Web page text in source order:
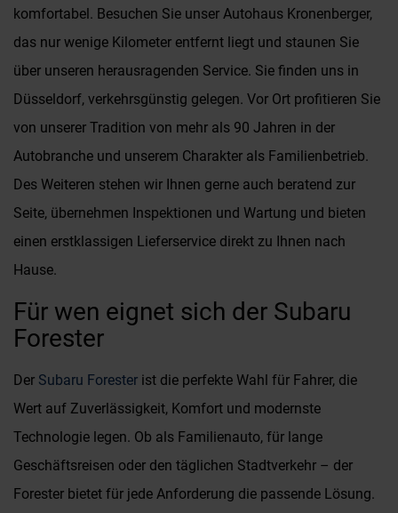
komfortabel. Besuchen Sie unser Autohaus Kronenberger,
das nur wenige Kilometer entfernt liegt und staunen Sie
über unseren herausragenden Service. Sie finden uns in
Düsseldorf, verkehrsgünstig gelegen. Vor Ort profitieren Sie
von unserer Tradition von mehr als 90 Jahren in der
Autobranche und unserem Charakter als Familienbetrieb.
Des Weiteren stehen wir Ihnen gerne auch beratend zur
Seite, übernehmen Inspektionen und Wartung und bieten
einen erstklassigen Lieferservice direkt zu Ihnen nach
Hause.
Für wen eignet sich der Subaru
Forester
Der Subaru Forester ist die perfekte Wahl für Fahrer, die
Wert auf Zuverlässigkeit, Komfort und modernste
Technologie legen. Ob als Familienauto, für lange
Geschäftsreisen oder den täglichen Stadtverkehr – der
Forester bietet für jede Anforderung die passende Lösung.